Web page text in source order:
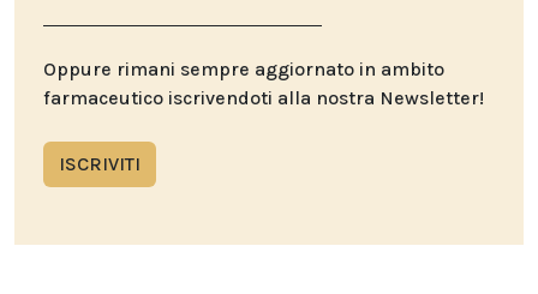
Oppure rimani sempre aggiornato in ambito
farmaceutico iscrivendoti alla nostra Newsletter!
ISCRIVITI